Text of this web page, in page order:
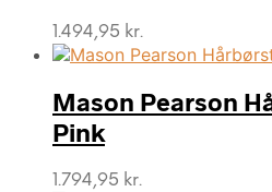
1.494,95 kr.
Mason Pearson
Pink
1.794,95 kr.